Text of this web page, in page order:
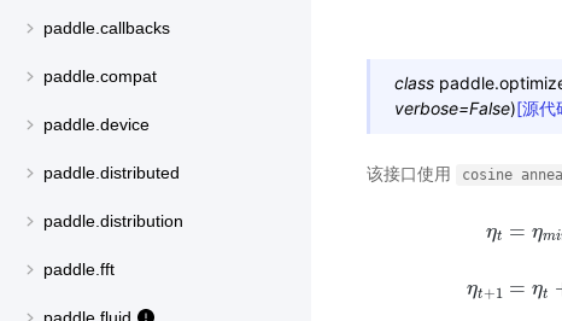
paddle.callbacks
paddle.compat
paddle.device
paddle.distributed
paddle.distribution
paddle.fft
class
verbose=False)[源代
该接口使用 cosine
ηt
ηt+1
= ηmi
= ηt